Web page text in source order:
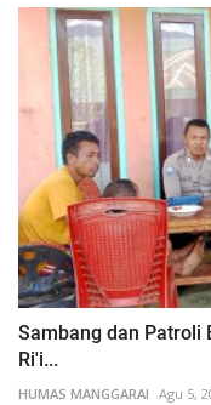
Sambang dan Patroli
Ri'i...
HUMAS MANGGARAI Agu 5,